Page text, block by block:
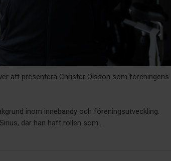
att presentera Christer Olsson som föreningens
inom innebandy och föreningsutveckling.
där han haft rollen som...